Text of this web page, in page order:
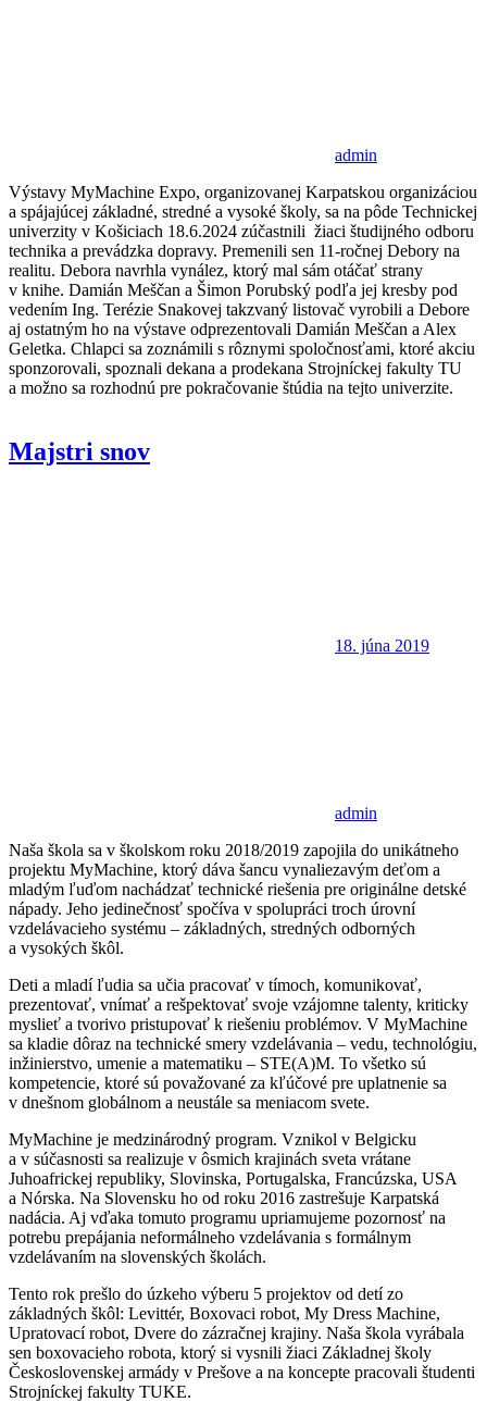
admin
Výstavy MyMachine Expo, organizovanej Karpatskou organizáciou
a spájajúcej základné, stredné a vysoké školy, sa na pôde Technickej
univerzity v Košiciach 18.6.2024 zúčastnili žiaci študijného odboru
technika a prevádzka dopravy. Premenili sen 11-ročnej Debory na
realitu. Debora navrhla vynález, ktorý mal sám otáčať strany
v knihe. Damián Meščan a Šimon Porubský podľa jej kresby pod
vedením Ing. Terézie Snakovej takzvaný listovač vyrobili a Debore
aj ostatným ho na výstave odprezentovali Damián Meščan a Alex
Geletka. Chlapci sa zoznámili s rôznymi spoločnosťami, ktoré akciu
sponzorovali, spoznali dekana a prodekana Strojníckej fakulty TU
a možno sa rozhodnú pre pokračovanie štúdia na tejto univerzite.
Majstri snov
18. júna 2019
admin
Naša škola sa v školskom roku 2018/2019 zapojila do unikátneho
projektu MyMachine, ktorý dáva šancu vynaliezavým deťom a
mladým ľuďom nachádzať technické riešenia pre originálne detské
nápady. Jeho jedinečnosť spočíva v spolupráci troch úrovní
vzdelávacieho systému – základných, stredných odborných
a vysokých škôl.
Deti a mladí ľudia sa učia pracovať v tímoch, komunikovať,
prezentovať, vnímať a rešpektovať svoje vzájomne talenty, kriticky
myslieť a tvorivo pristupovať k riešeniu problémov. V MyMachine
sa kladie dôraz na technické smery vzdelávania – vedu, technológiu,
inžinierstvo, umenie a matematiku – STE(A)M. To všetko sú
kompetencie, ktoré sú považované za kľúčové pre uplatnenie sa
v dnešnom globálnom a neustále sa meniacom svete.
MyMachine je medzinárodný program. Vznikol v Belgicku
a v súčasnosti sa realizuje v ôsmich krajinách sveta vrátane
Juhoafrickej republiky, Slovinska, Portugalska, Francúzska, USA
a Nórska. Na Slovensku ho od roku 2016 zastrešuje Karpatská
nadácia. Aj vďaka tomuto programu upriamujeme pozornosť na
potrebu prepájania neformálneho vzdelávania s formálnym
vzdelávaním na slovenských školách.
Tento rok prešlo do úzkeho výberu 5 projektov od detí zo
základných škôl: Levittér, Boxovaci robot, My Dress Machine,
Upratovací robot, Dvere do zázračnej krajiny. Naša škola vyrábala
sen boxovacieho robota, ktorý si vysnili žiaci Základnej školy
Československej armády v Prešove a na koncepte pracovali študenti
Strojníckej fakulty TUKE.